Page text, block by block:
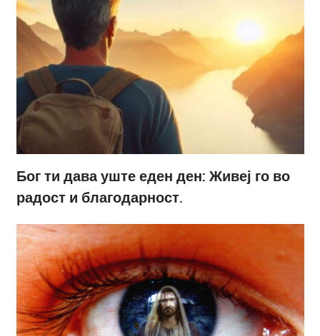
Бог ти дава уште еден ден: Живеј го во
радост и благодарност.